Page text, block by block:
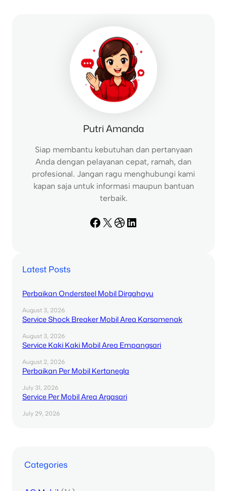
Putri Amanda
Siap membantu kebutuhan dan pertanyaan
Anda dengan pelayanan cepat, ramah, dan
profesional. Jangan ragu menghubungi kami
kapan saja untuk informasi maupun bantuan
terbaik.
Facebook X Dribbble LinkedIn
Latest Posts
Perbaikan Ondersteel Mobil Dirgahayu
August 3, 2026
Service Shock Breaker Mobil Area Karsamenak
August 3, 2026
Service Kaki Kaki Mobil Area Empangsari
August 2, 2026
Perbaikan Per Mobil Kertanegla
July 31, 2026
Service Per Mobil Area Argasari
July 29, 2026
Categories